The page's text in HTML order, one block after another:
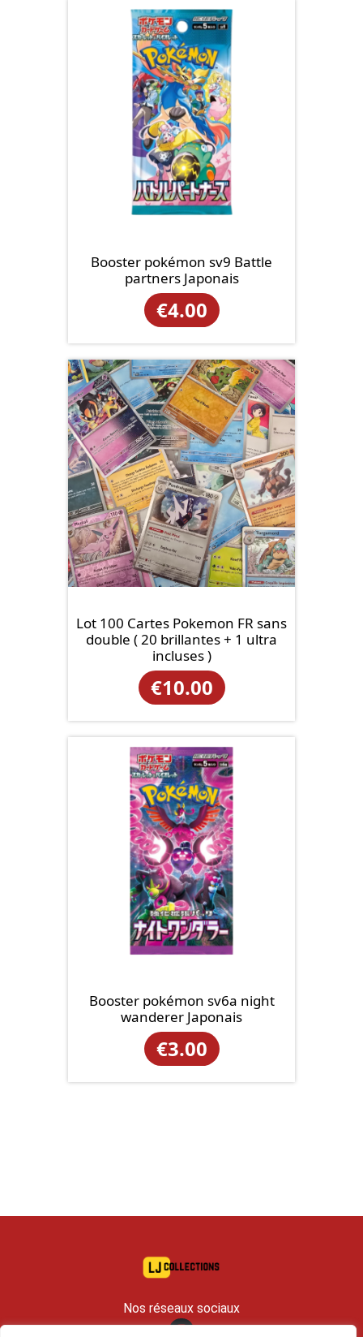
Booster pokémon sv9 Battle
partners Japonais
€4.00
Lot 100 Cartes Pokemon FR sans
double ( 20 brillantes + 1 ultra
incluses )
€10.00
Booster pokémon sv6a night
wanderer Japonais
€3.00
Nos réseaux sociaux